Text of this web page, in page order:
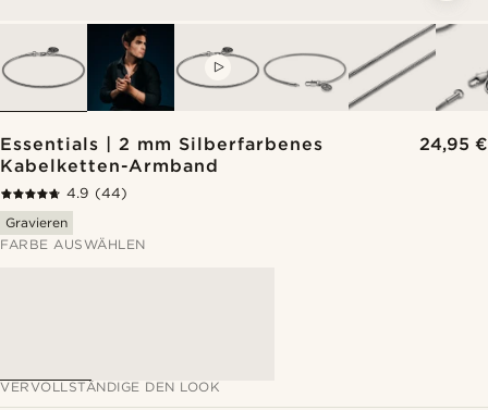
Essentials | 2 mm Silberfarbenes
Kabelketten-Armband
24,95 €
4.9 (44)
Gravieren
FARBE AUSWÄHLEN
VERVOLLSTÄNDIGE DEN LOOK